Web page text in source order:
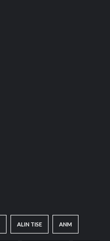
ALIN TISE ANM